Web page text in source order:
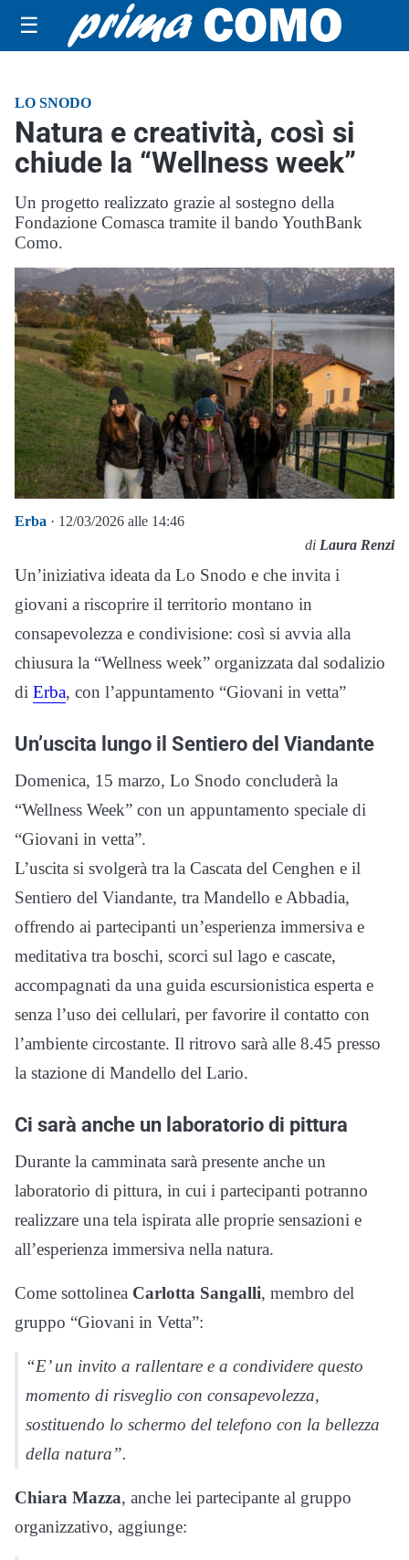
☰
LO SNODO
Natura e creatività, così si
chiude la “Wellness week”
Un progetto realizzato grazie al sostegno della
Fondazione Comasca tramite il bando YouthBank
Como.
Erba · 12/03/2026 alle 14:46
di Laura Renzi
Un’iniziativa ideata da Lo Snodo e che invita i
giovani a riscoprire il territorio montano in
consapevolezza e condivisione: così si avvia alla
chiusura la “Wellness week” organizzata dal sodalizio
di Erba, con l’appuntamento “Giovani in vetta”
Un’uscita lungo il Sentiero del Viandante
Domenica, 15 marzo, Lo Snodo concluderà la
“Wellness Week” con un appuntamento speciale di
“Giovani in vetta”.
L’uscita si svolgerà tra la Cascata del Cenghen e il
Sentiero del Viandante, tra Mandello e Abbadia,
offrendo ai partecipanti un’esperienza immersiva e
meditativa tra boschi, scorci sul lago e cascate,
accompagnati da una guida escursionistica esperta e
senza l’uso dei cellulari, per favorire il contatto con
l’ambiente circostante. Il ritrovo sarà alle 8.45 presso
la stazione di Mandello del Lario.
Ci sarà anche un laboratorio di pittura
Durante la camminata sarà presente anche un
laboratorio di pittura, in cui i partecipanti potranno
realizzare una tela ispirata alle proprie sensazioni e
all’esperienza immersiva nella natura.
Come sottolinea Carlotta Sangalli, membro del
gruppo “Giovani in Vetta”:
“E’ un invito a rallentare e a condividere questo
momento di risveglio con consapevolezza,
sostituendo lo schermo del telefono con la bellezza
della natura”.
Chiara Mazza, anche lei partecipante al gruppo
organizzativo, aggiunge: